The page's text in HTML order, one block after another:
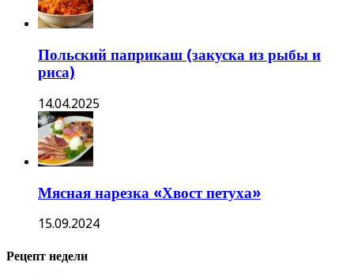
Польский паприкаш (закуска из рыбы и
риса)
14.04.2025
Мясная нарезка «Хвост петуха»
15.09.2024
Рецепт недели